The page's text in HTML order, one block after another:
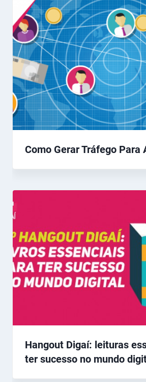
Como Gerar Tráfego Para
Hangout Digaí: leituras
ter sucesso no mundo